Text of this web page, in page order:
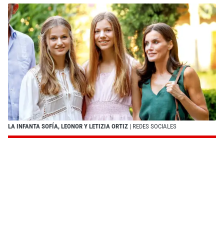
LA INFANTA SOFÍA, LEONOR Y LETIZIA ORTIZ | REDES SOCIALES